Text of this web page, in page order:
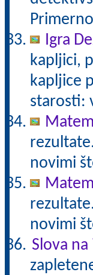
Igra
kapljici,
kapljice
starosti:
novimi
novimi
Slova na